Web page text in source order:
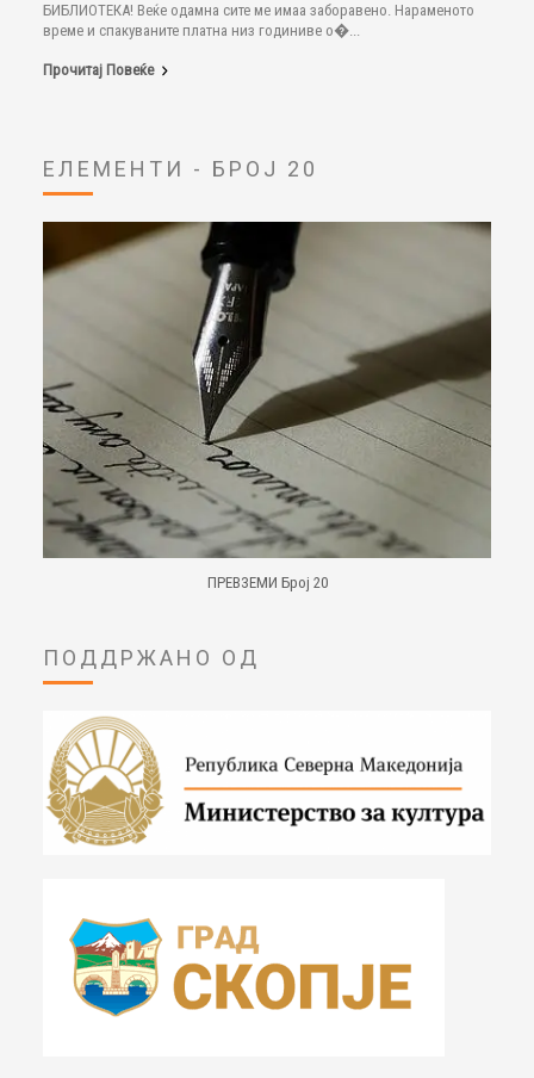
БИБЛИОТЕКА! Веќе одамна сите ме имаа заборавено. Нараменото
време и спакуваните платна низ годиниве о�...
Прочитај Повеќе
ЕЛЕМЕНТИ - БРОЈ 20
ПРЕВЗЕМИ Број 20
ПОДДРЖАНО ОД